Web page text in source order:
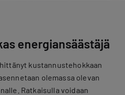
energiansäästäjä
kustannustehokkaan
olemassa olevan
Ratkaisulla voidaan